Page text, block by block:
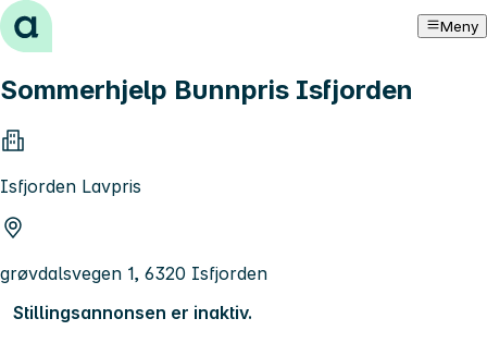
Hopp til innhold Meny
Sommerhjelp Bunnpris Isfjorden
Isfjorden Lavpris
grøvdalsvegen 1, 6320 Isfjorden
Stillingsannonsen er inaktiv.